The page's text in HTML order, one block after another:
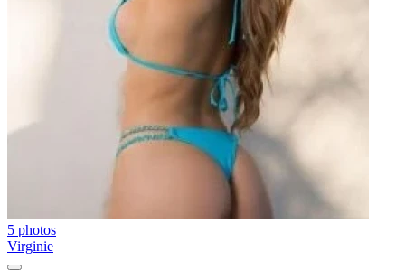
5 photos
Virginie